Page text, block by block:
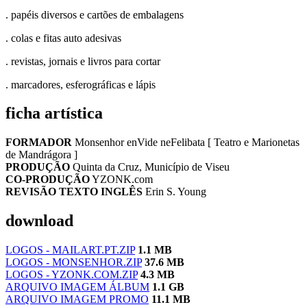
. papéis diversos e cartões de embalagens
. colas e fitas auto adesivas
. revistas, jornais e livros para cortar
. marcadores, esferográficas e lápis
ficha artística
FORMADOR Monsenhor enVide neFelibata [ Teatro e Marionetas
de Mandrágora ]
PRODUÇÃO Quinta da Cruz, Município de Viseu
CO-PRODUÇÃOYZONK.com
REVISÃO TEXTO INGLÊS Erin S. Young
download
LOGOS - MAILART.PT.ZIP 1.1 MB
LOGOS - MONSENHOR.ZIP 37.6 MB
LOGOS - YZONK.COM.ZIP 4.3 MB
ARQUIVO IMAGEM ÁLBUM 1.1 GB
ARQUIVO IMAGEM PROMO 11.1 MB